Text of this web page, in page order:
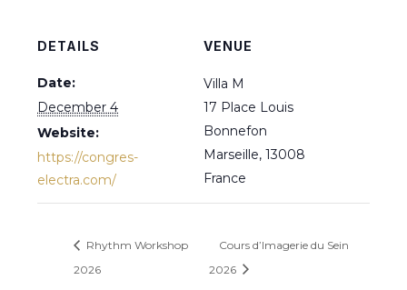
DETAILS
Date:
December 4
Website:
https://congres-
electra.com/
VENUE
Villa M
17 Place Louis
Bonnefon
Marseille, 13008
France
Rhythm Workshop
2026
Cours d’Imagerie du Sein
2026